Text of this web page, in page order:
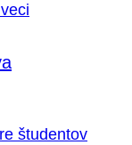
študentov